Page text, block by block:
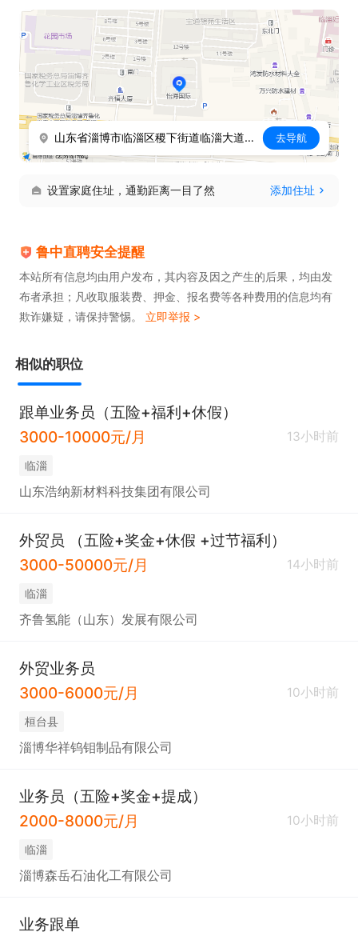
山东省淄博市临淄区稷下街道临淄大道772号1002室 去导航
设置家庭住址，通勤距离一目了然 添加住址
鲁中直聘安全提醒
本站所有信息均由用户发布，其内容及因之产生的后果，均由发
布者承担；凡收取服装费、押金、报名费等各种费用的信息均有
欺诈嫌疑，请保持警惕。 立即举报 >
相似的职位
跟单业务员（五险+福利+休假）
3000-10000元/月
13小时前
临淄
山东浩纳新材料科技集团有限公司
外贸员 （五险+奖金+休假 +过节福利）
3000-50000元/月
14小时前
临淄
齐鲁氢能（山东）发展有限公司
外贸业务员
3000-6000元/月
10小时前
桓台县
淄博华祥钨钼制品有限公司
业务员（五险+奖金+提成）
2000-8000元/月
10小时前
临淄
淄博森岳石油化工有限公司
业务跟单